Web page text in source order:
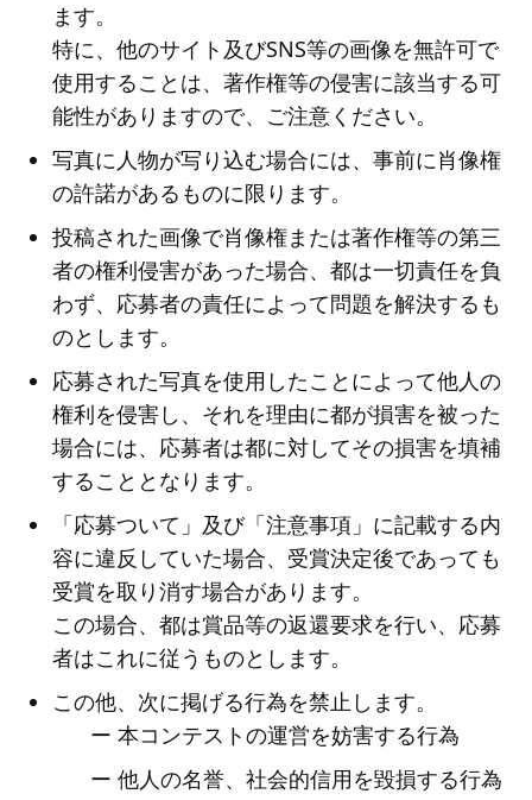
ます。
特に、他のサイト及びSNS等の画像を無許可で
使用することは、著作権等の侵害に該当する可
能性がありますので、ご注意ください。
写真に人物が写り込む場合には、事前に肖像権
の許諾があるものに限ります。
投稿された画像で肖像権または著作権等の第三
者の権利侵害があった場合、都は一切責任を負
わず、応募者の責任によって問題を解決するも
のとします。
応募された写真を使用したことによって他人の
権利を侵害し、それを理由に都が損害を被った
場合には、応募者は都に対してその損害を填補
することとなります。
「応募ついて」及び「注意事項」に記載する内
容に違反していた場合、受賞決定後であっても
受賞を取り消す場合があります。
この場合、都は賞品等の返還要求を行い、応募
者はこれに従うものとします。
この他、次に掲げる行為を禁止します。
ー 本コンテストの運営を妨害する行為
ー 他人の名誉、社会的信用を毀損する行為